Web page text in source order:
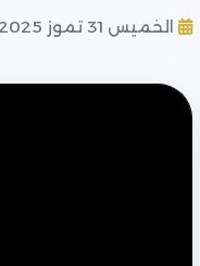
الخميس 31 تموز 2025